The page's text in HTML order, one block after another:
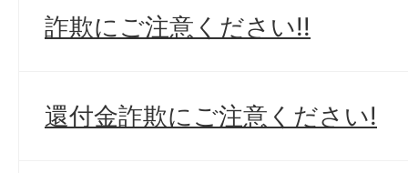
詐欺にご注意ください!!
還付金詐欺にご注意ください!